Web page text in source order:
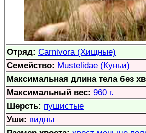
Отряд: Carnivora (Хищные)
Семейство: Mustelidae (Куньи)
Максимальная длина тела без
Максимальный вес: 960 г.
Шерсть: пушистые
Уши: видны